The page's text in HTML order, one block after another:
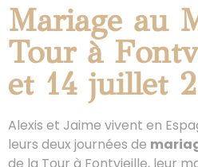
Mariage au
Tour à
et 14 juillet
Alexis et Jaime vivent en
leurs deux journées de